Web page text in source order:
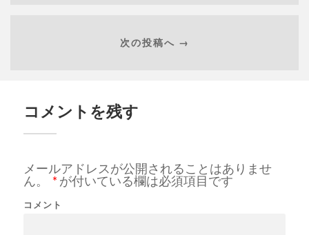
次の投稿へ →
コメントを残す
メールアドレスが公開されることはありませ
ん。
* が付いている欄は必須項目です
コメント